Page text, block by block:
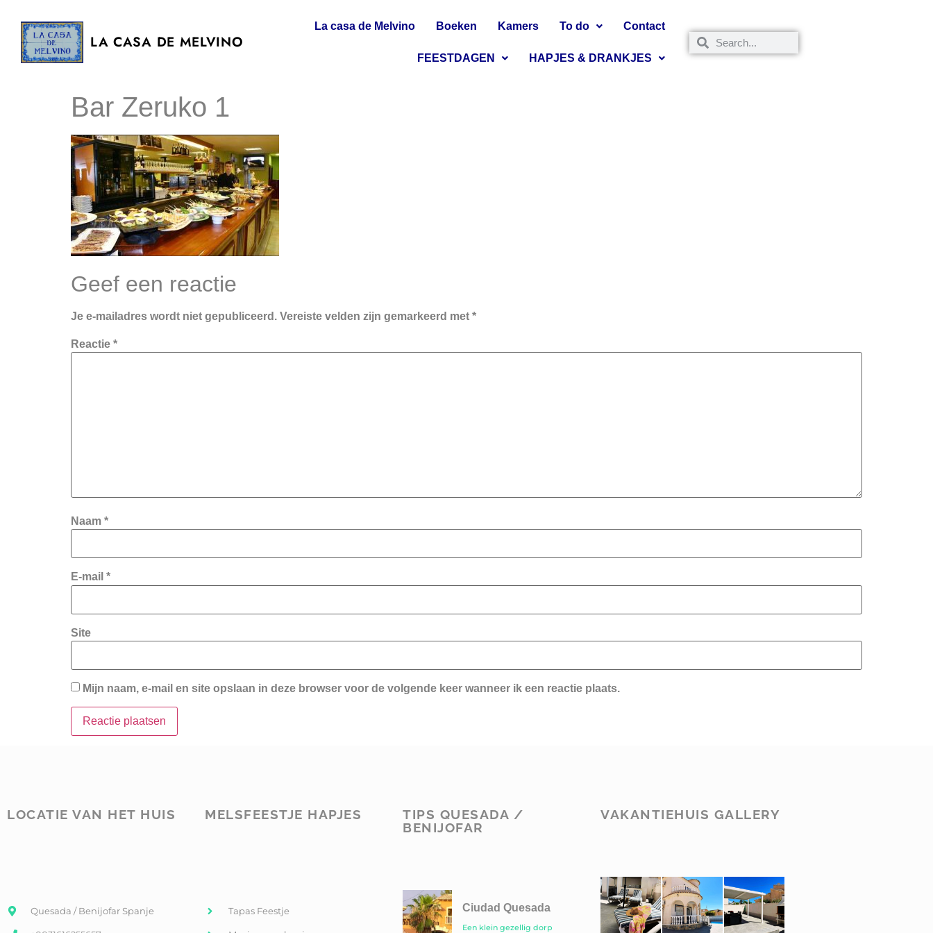
LA CASA DE MELVINO
La casa de Melvino Boeken Kamers To do Contact
FEESTDAGEN HAPJES & DRANKJES
Bar Zeruko 1
Geef een reactie
Je e-mailadres wordt niet gepubliceerd. Vereiste velden zijn gemarkeerd met *
Reactie *
Naam *
E-mail *
Site
Mijn naam, e-mail en site opslaan in deze browser voor de volgende keer wanneer ik een reactie plaats.
LOCATIE VAN HET HUIS
Quesada / Benijofar Spanje
MELSFEESTJE HAPJES
Tapas Feestje
TIPS QUESADA /
BENIJOFAR
Ciudad Quesada
Een klein gezellig dorp
VAKANTIEHUIS GALLERY